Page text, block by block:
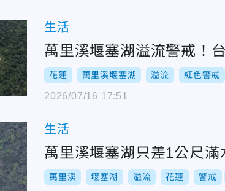
生活
萬里溪堰塞湖溢流警戒！
花蓮 萬里溪堰塞湖 溢流 紅色警戒
2026/07/16 17:51
生活
萬里溪堰塞湖只差1公尺
萬里溪 堰塞湖 溢流 花蓮 警戒